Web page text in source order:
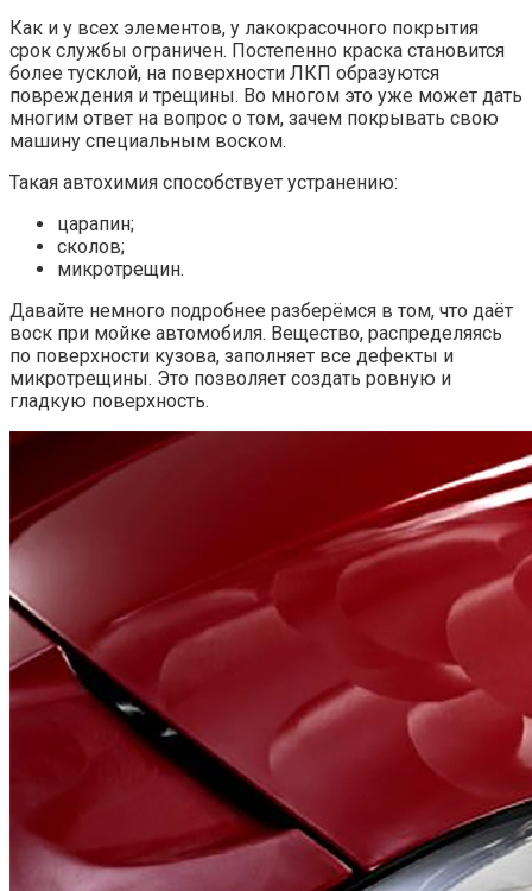
Как и у всех элементов, у лакокрасочного покрытия
срок службы ограничен. Постепенно краска становится
более тусклой, на поверхности ЛКП образуются
повреждения и трещины. Во многом это уже может дать
многим ответ на вопрос о том, зачем покрывать свою
машину специальным воском.
Такая автохимия способствует устранению:
царапин;
сколов;
микротрещин.
Давайте немного подробнее разберёмся в том, что даёт
воск при мойке автомобиля. Вещество, распределяясь
по поверхности кузова, заполняет все дефекты и
микротрещины. Это позволяет создать ровную и
гладкую поверхность.